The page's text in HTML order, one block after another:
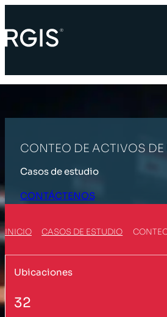
CONTEO DE ACTIVOS
Casos de estudio
CONTÁCTENOS
INICIO CASOS DE ESTUDIO
Ubicaciones
32